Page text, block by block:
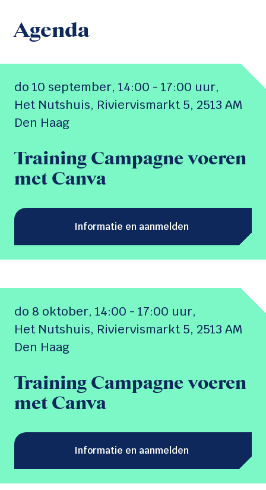
Agenda
do 10 september, 14:00 - 17:00 uur,
Het Nutshuis, Riviervismarkt 5, 2513 AM
Den Haag
Training Campagne voeren
met Canva
Informatie en aanmelden
do 8 oktober, 14:00 - 17:00 uur,
Het Nutshuis, Riviervismarkt 5, 2513 AM
Den Haag
Training Campagne voeren
met Canva
Informatie en aanmelden